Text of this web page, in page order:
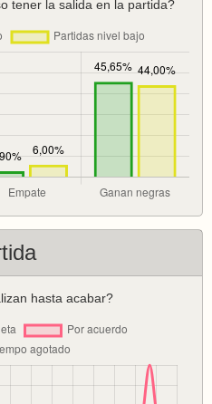
tener la salida en la partida?
hasta acabar?